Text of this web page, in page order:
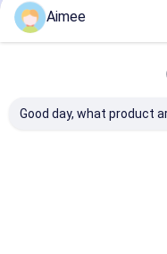
বিজ্ঞাপন বাধা
আমাদের বিভাগসমূহ
Aimee
Good day, what product